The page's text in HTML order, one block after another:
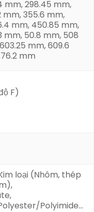
mm, 298.45 mm,
mm, 355.6 mm,
mm, 450.85 mm,
mm, 50.8 mm, 508
mm, 609.6
mm
F)
loại (Nhôm, thép
Polyimide…